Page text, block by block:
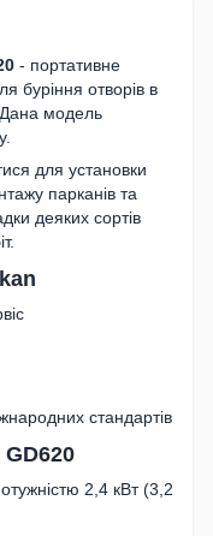
- портативне
буріння отворів в
Дана модель
для установки
парканів та
деяких сортів
стандартів
2,4 кВт (3,2